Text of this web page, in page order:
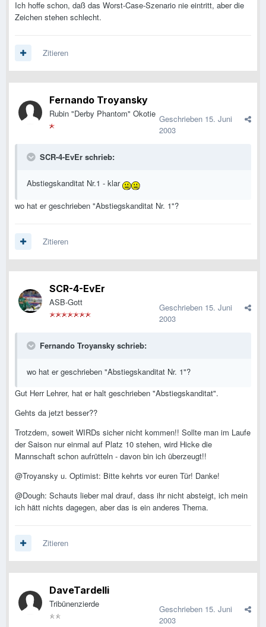
Ich hoffe schon, daß das Worst-Case-Szenario nie eintritt, aber die
Zeichen stehen schlecht.
Zitieren
Fernando Troyansky
Rubin "Derby Phantom" Okotie Geschrieben 15. Juni
2003
SCR-4-EvEr schrieb:
Abstiegskanditat Nr.1 - klar
wo hat er geschrieben "Abstiegskanditat Nr. 1"?
Zitieren
SCR-4-EvEr
ASB-Gott Geschrieben 15. Juni
2003
Fernando Troyansky schrieb:
wo hat er geschrieben "Abstiegskanditat Nr. 1"?
Gut Herr Lehrer, hat er halt geschrieben "Abstiegskanditat".
Gehts da jetzt besser??
Trotzdem, soweit WIRDs sicher nicht kommen!! Sollte man im Laufe
der Saison nur einmal auf Platz 10 stehen, wird Hicke die
Mannschaft schon aufrütteln - davon bin ich überzeugt!!
@Troyansky u. Optimist: Bitte kehrts vor euren Tür! Danke!
@Dough: Schauts lieber mal drauf, dass ihr nicht absteigt, ich mein
ich hätt nichts dagegen, aber das is ein anderes Thema.
Zitieren
DaveTardelli
Tribünenzierde Geschrieben 15. Juni
2003